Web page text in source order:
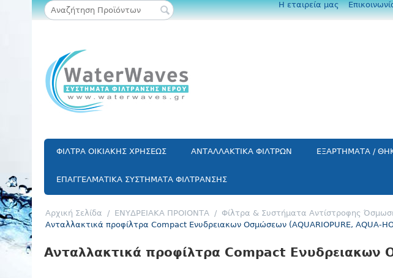
Η εταιρεία μας
ΦΙΛΤΡΑ ΟΙΚΙΑΚΗΣ ΧΡΗΣΕΩΣ ΑΝΤΑΛΛΑΚΤΙΚΑ ΦΙΛΤΡΩΝ ΕΞΑΡΤΗΜΑΤΑ /
ΕΠΑΓΓΕΛΜΑΤΙΚΑ ΣΥΣΤΗΜΑΤΑ ΦΙΛΤΡΑΝΣΗΣ
Αρχική Σελίδα / ΕΝΥΔΡΕΙΑΚΑ ΠΡΟΙΟΝΤΑ / Φίλτρα & Συστήματα Αντίστροφης
Ανταλλακτικά προφίλτρα Compact Ενυδρειακων Οσμώσεων (AQUARIOPURE, AQUA-
Ανταλλακτικά προφίλτρα Compact Ενυδρειακων